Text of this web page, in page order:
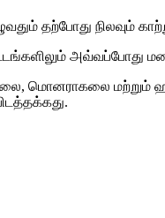
தற்போது
அவ்வப்போது
மொனராகலை